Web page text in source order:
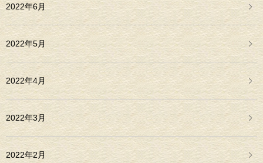
2022年6月
2022年5月
2022年4月
2022年3月
2022年2月